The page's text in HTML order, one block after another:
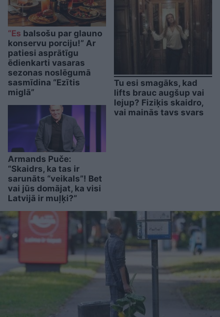
“Es balsošu par glauno
konservu porciju!” Ar
patiesi asprātīgu
ēdienkarti vasaras
sezonas noslēgumā
sasmīdina “Ezītis
miglā”
Armands Puče:
“Skaidrs, ka tas ir
sarunāts “veikals”! Bet
vai jūs domājat, ka visi
Latvijā ir muļķi?”
Tu esi smagāks, kad
lifts brauc augšup vai
lejup? Fiziķis skaidro,
vai mainās tavs svars